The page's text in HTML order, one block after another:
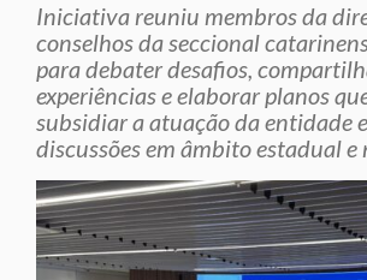
Iniciativa reuniu membros da
conselhos da seccional
para debater desafios,
experiências e elaborar planos
subsidiar a atuação da entidade
discussões em âmbito estadual e